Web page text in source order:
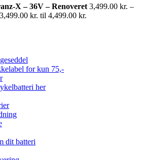
X – 36V – Renoveret 3,499.00 kr. –
kr. til 4,499.00 kr.
for kun 75,-
her
dit batteri